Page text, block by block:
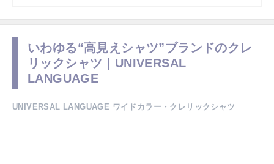
いわゆる“高見えシャツ”ブランドのクレ
リックシャツ｜UNIVERSAL
LANGUAGE
UNIVERSAL LANGUAGE ワイドカラー・クレリックシャツ